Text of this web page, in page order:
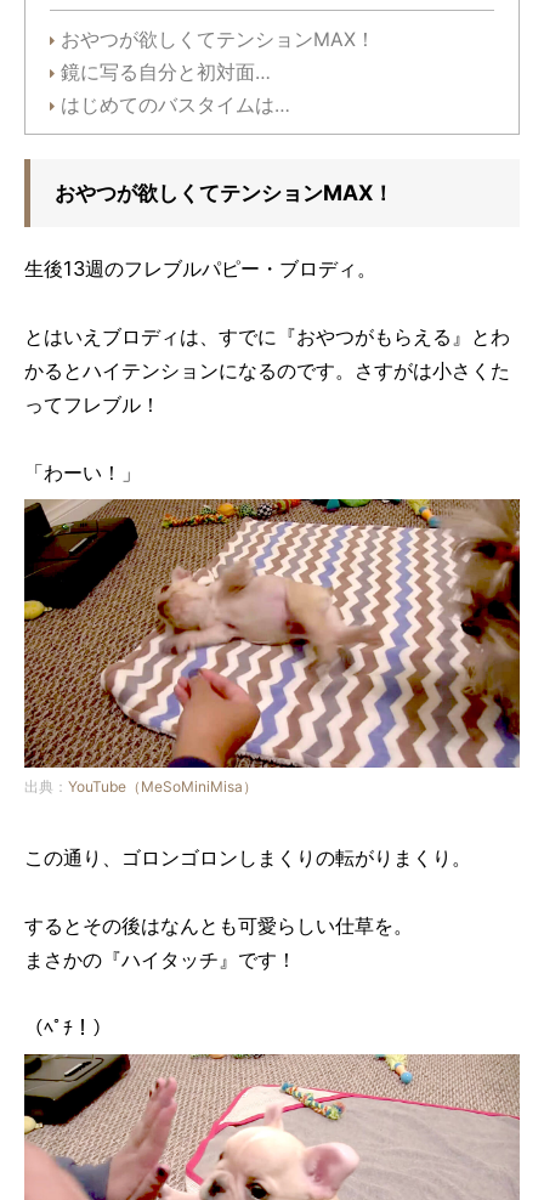
おやつが欲しくてテンションMAX！
鏡に写る自分と初対面…
はじめてのバスタイムは…
おやつが欲しくてテンションMAX！
生後13週のフレブルパピー・ブロディ。
とはいえブロディは、すでに『おやつがもらえる』とわ
かるとハイテンションになるのです。さすがは小さくた
ってフレブル！
「わーい！」
出典： YouTube（MeSoMiniMisa）
この通り、ゴロンゴロンしまくりの転がりまくり。
するとその後はなんとも可愛らしい仕草を。
まさかの『ハイタッチ』です！
（ﾍﾟﾁ！）